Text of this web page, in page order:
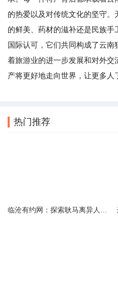
的热爱以及对传统文化的坚守
的鲜美、药材的滋补还是民族
国际认可，它们共同构成了云
着旅游业的进一步发展和对外
产将更好地走向世界，让更多人
热门推荐